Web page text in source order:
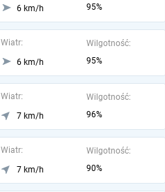
6 km/h
95%
Wiatr:
6 km/h
Wilgotność:
95%
Wiatr:
7 km/h
Wilgotność:
96%
Wiatr:
7 km/h
Wilgotność:
90%